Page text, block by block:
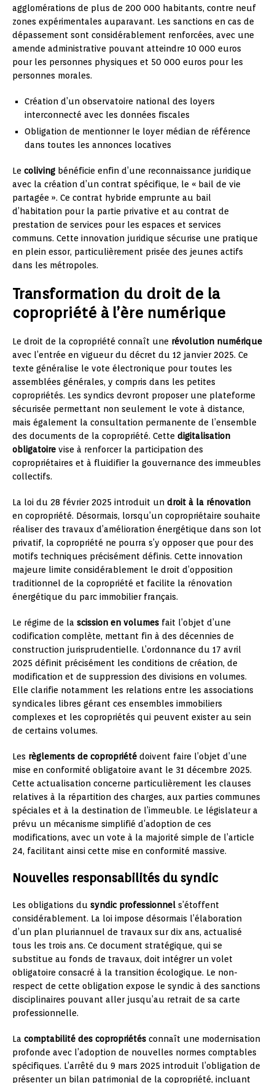
agglomérations de plus de 200 000 habitants, contre neuf
zones expérimentales auparavant. Les sanctions en cas de
dépassement sont considérablement renforcées, avec une
amende administrative pouvant atteindre 10 000 euros
pour les personnes physiques et 50 000 euros pour les
personnes morales.
Création d’un observatoire national des loyers
interconnecté avec les données fiscales
Obligation de mentionner le loyer médian de référence
dans toutes les annonces locatives
Le coliving bénéficie enfin d’une reconnaissance juridique
avec la création d’un contrat spécifique, le « bail de vie
partagée ». Ce contrat hybride emprunte au bail
d’habitation pour la partie privative et au contrat de
prestation de services pour les espaces et services
communs. Cette innovation juridique sécurise une pratique
en plein essor, particulièrement prisée des jeunes actifs
dans les métropoles.
Transformation du droit de la
copropriété à l’ère numérique
Le droit de la copropriété connaît une révolution numérique
avec l’entrée en vigueur du décret du 12 janvier 2025. Ce
texte généralise le vote électronique pour toutes les
assemblées générales, y compris dans les petites
copropriétés. Les syndics devront proposer une plateforme
sécurisée permettant non seulement le vote à distance,
mais également la consultation permanente de l’ensemble
des documents de la copropriété. Cette digitalisation
obligatoire vise à renforcer la participation des
copropriétaires et à fluidifier la gouvernance des immeubles
collectifs.
La loi du 28 février 2025 introduit un droit à la rénovation
en copropriété. Désormais, lorsqu’un copropriétaire souhaite
réaliser des travaux d’amélioration énergétique dans son lot
privatif, la copropriété ne pourra s’y opposer que pour des
motifs techniques précisément définis. Cette innovation
majeure limite considérablement le droit d’opposition
traditionnel de la copropriété et facilite la rénovation
énergétique du parc immobilier français.
Le régime de la scission en volumes fait l’objet d’une
codification complète, mettant fin à des décennies de
construction jurisprudentielle. L’ordonnance du 17 avril
2025 définit précisément les conditions de création, de
modification et de suppression des divisions en volumes.
Elle clarifie notamment les relations entre les associations
syndicales libres gérant ces ensembles immobiliers
complexes et les copropriétés qui peuvent exister au sein
de certains volumes.
Les règlements de copropriété doivent faire l’objet d’une
mise en conformité obligatoire avant le 31 décembre 2025.
Cette actualisation concerne particulièrement les clauses
relatives à la répartition des charges, aux parties communes
spéciales et à la destination de l’immeuble. Le législateur a
prévu un mécanisme simplifié d’adoption de ces
modifications, avec un vote à la majorité simple de l’article
24, facilitant ainsi cette mise en conformité massive.
Nouvelles responsabilités du syndic
Les obligations du syndic professionnel s’étoffent
considérablement. La loi impose désormais l’élaboration
d’un plan pluriannuel de travaux sur dix ans, actualisé
tous les trois ans. Ce document stratégique, qui se
substitue au fonds de travaux, doit intégrer un volet
obligatoire consacré à la transition écologique. Le non-
respect de cette obligation expose le syndic à des sanctions
disciplinaires pouvant aller jusqu’au retrait de sa carte
professionnelle.
La comptabilité des copropriétés connaît une modernisation
profonde avec l’adoption de nouvelles normes comptables
spécifiques. L’arrêté du 9 mars 2025 introduit l’obligation de
présenter un bilan patrimonial de la copropriété, incluant